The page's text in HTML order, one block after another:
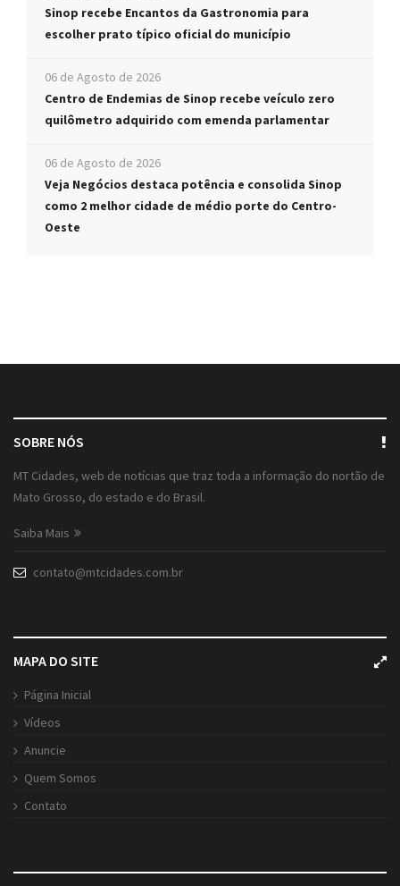
Sinop recebe Encantos da Gastronomia para
escolher prato típico oficial do município
06 de Agosto de 2026
Centro de Endemias de Sinop recebe veículo zero
quilômetro adquirido com emenda parlamentar
06 de Agosto de 2026
Veja Negócios destaca potência e consolida Sinop
como 2 melhor cidade de médio porte do Centro-
Oeste
SOBRE NÓS
MT Cidades, web de notícias que traz toda a informação do nortão de
Mato Grosso, do estado e do Brasil.
Saiba Mais
contato@mtcidades.com.br
MAPA DO SITE
Página Inicial
Vídeos
Anuncie
Quem Somos
Contato